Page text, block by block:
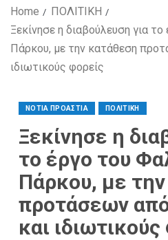
Home
ΠΟΛΙΤΙΚΗ
Ξεκίνησε η διαβούλευση για
Πάρκου, με την κατάθεση
ιδιωτικούς φορείς
ΝΟΤΙΑ ΠΡΟΑΣΤΙΑ ΠΟΛΙΤΙΚΗ
Ξεκίνησε η
το έργο του
Πάρκου, με
προτάσεων
και